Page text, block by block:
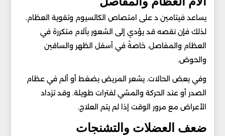
يساعد فيتامين د على امتصاص الكالسيوم وتقوية العظام.
لذلك فإن نقصه قد يؤدي إلى الشعور بآلام متكررة في
العظام والمفاصل. خاصةً في أسفل الظهر والساقين
والحوض.
وفي بعض الحالات. يشعر المريض بضغط أو ألم في عظام
الصدر أو عند الحركة والمشي لفترات طويلة. وقد تزداد
الأعراض مع مرور الوقت إذا لم يتم العلاج.
ضعف العضلات والتشنجات